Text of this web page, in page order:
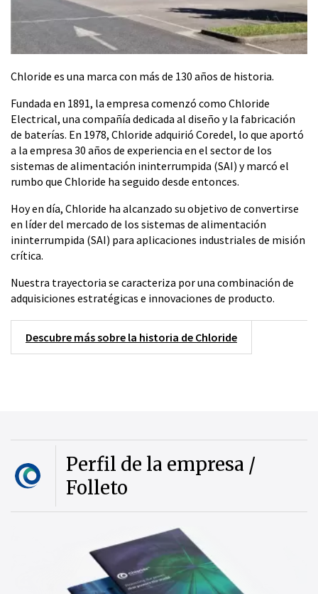
Chloride es una marca con más de 130 años de historia.
Fundada en 1891, la empresa comenzó como Chloride
Electrical, una compañía dedicada al diseño y la fabricación
de baterías. En 1978, Chloride adquirió Coredel, lo que aportó
a la empresa 30 años de experiencia en el sector de los
sistemas de alimentación ininterrumpida (SAI) y marcó el
rumbo que Chloride ha seguido desde entonces.
Hoy en día, Chloride ha alcanzado su objetivo de convertirse
en líder del mercado de los sistemas de alimentación
ininterrumpida (SAI) para aplicaciones industriales de misión
crítica.
Nuestra trayectoria se caracteriza por una combinación de
adquisiciones estratégicas e innovaciones de producto.
Descubre más sobre la historia de Chloride
Perfil de la empresa /
Folleto